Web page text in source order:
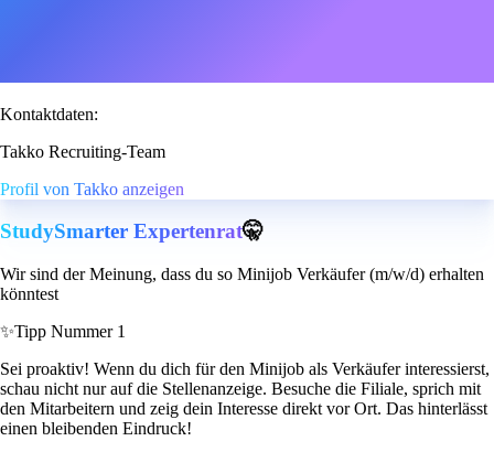
Kontaktdaten:
Takko Recruiting-Team
Profil von Takko anzeigen
StudySmarter Expertenrat🤫
Wir sind der Meinung, dass du so Minijob Verkäufer (m/w/d) erhalten
könntest
✨Tipp Nummer 1
Sei proaktiv! Wenn du dich für den Minijob als Verkäufer interessierst,
schau nicht nur auf die Stellenanzeige. Besuche die Filiale, sprich mit
den Mitarbeitern und zeig dein Interesse direkt vor Ort. Das hinterlässt
einen bleibenden Eindruck!